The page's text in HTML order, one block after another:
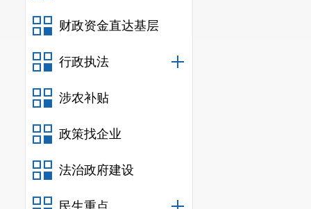
财政资金直达基层
行政执法
涉农补贴
政策找企业
法治政府建设
民生重点